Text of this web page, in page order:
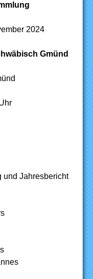
2024
Gmünd
und Jahresbericht